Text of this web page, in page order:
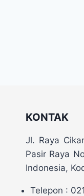
KONTAK
Jl. Raya
Pasir Raya
Indonesia,
Telepon :